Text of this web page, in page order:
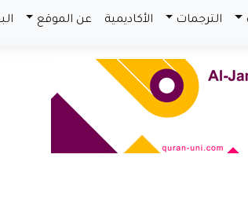
الترجمات الأكاديمية عن الموقع